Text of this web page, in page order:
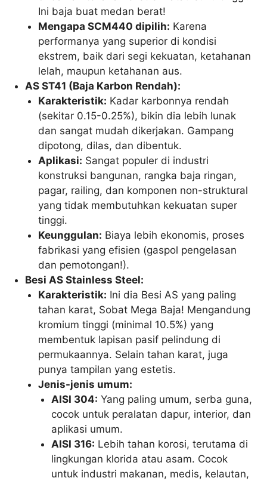
Ini baja buat medan berat!
Mengapa SCM440 dipilih: Karena
performanya yang superior di kondisi
ekstrem, baik dari segi kekuatan, ketahanan
lelah, maupun ketahanan aus.
AS ST41 (Baja Karbon Rendah):
Karakteristik: Kadar karbonnya rendah
(sekitar 0.15-0.25%), bikin dia lebih lunak
dan sangat mudah dikerjakan. Gampang
dipotong, dilas, dan dibentuk.
Aplikasi: Sangat populer di industri
konstruksi bangunan, rangka baja ringan,
pagar, railing, dan komponen non-struktural
yang tidak membutuhkan kekuatan super
tinggi.
Keunggulan: Biaya lebih ekonomis, proses
fabrikasi yang efisien (gaspol pengelasan
dan pemotongan!).
Besi AS Stainless Steel:
Karakteristik: Ini dia Besi AS yang paling
tahan karat, Sobat Mega Baja! Mengandung
kromium tinggi (minimal 10.5%) yang
membentuk lapisan pasif pelindung di
permukaannya. Selain tahan karat, juga
punya tampilan yang estetis.
Jenis-jenis umum:
AISI 304: Yang paling umum, serba guna,
cocok untuk peralatan dapur, interior, dan
aplikasi umum.
AISI 316: Lebih tahan korosi, terutama di
lingkungan klorida atau asam. Cocok
untuk industri makanan, medis, kelautan,